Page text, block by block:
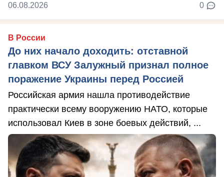
06.08.2026 0
В России
До них начало доходить: отставной
главком ВСУ Залужный признал полное
поражение Украины перед Россией
Российская армия нашла противодействие
практически всему вооружению НАТО, которые
использовал Киев в зоне боевых действий, ...